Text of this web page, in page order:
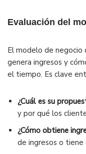
Evaluación del
El modelo de negocio
genera ingresos y
el tiempo. Es clave
¿Cuál es su
y por qué los
¿Cómo obtiene
de ingresos o tiene